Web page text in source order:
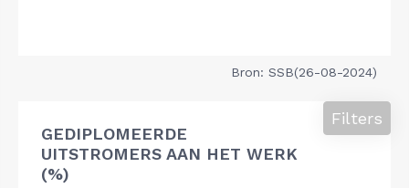
Bron: SSB(26-08-2024)
GEDIPLOMEERDE
UITSTROMERS AAN HET WERK
(%)
Filters